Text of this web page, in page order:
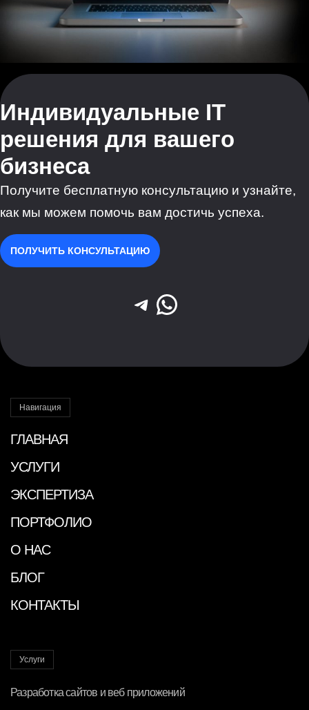
Индивидуальные IT
решения для вашего
бизнеса
Получите бесплатную консультацию и узнайте,
как мы можем помочь вам достичь успеха.
ПОЛУЧИТЬ КОНСУЛЬТАЦИЮ
Telegram
WhatsApp
Навигация
ГЛАВНАЯ
УСЛУГИ
ЭКСПЕРТИЗА
ПОРТФОЛИО
О НАС
БЛОГ
КОНТАКТЫ
Услуги
Разработка сайтов и веб приложений